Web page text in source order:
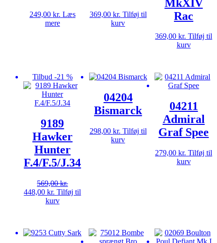
249,00 kr. Læs
mere
369,00 kr. Tilføj til
kurv
MkXIV
Rac
369,00kr. Tilføj til
kurv
Tilbud -21 %
9189
Hawker
Hunter
F.4/F.5/J.34
569,00kr.
Den
oprindelige
448,00kr. Den
aktuelle
Tilføj til
kurv
04204
Bismarck
298,00 kr. Tilføj til
kurv
04211
Admiral
Graf Spee
279,00kr. Tilføj til
kurv